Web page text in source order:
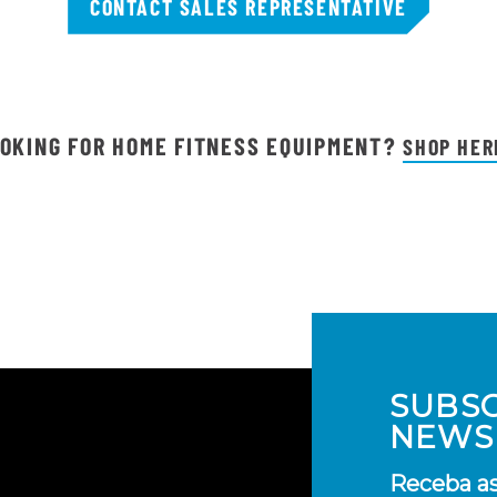
CONTACT SALES REPRESENTATIVE
FOR HOME FITNESS EQUIPMENT?SHOP
Receba